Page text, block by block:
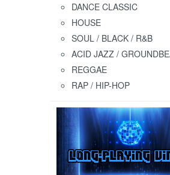
DANCE CLASSIC
HOUSE
SOUL / BLACK / R&B
ACID JAZZ /
REGGAE
RAP / HIP-HOP